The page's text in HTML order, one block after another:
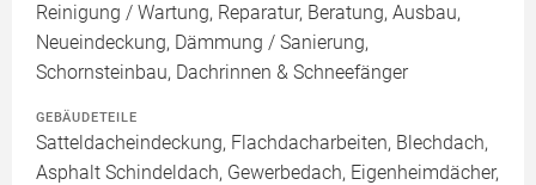
Reinigung / Wartung, Reparatur, Beratung, Ausbau,
Neueindeckung, Dämmung / Sanierung,
Schornsteinbau, Dachrinnen & Schneefänger
GEBÄUDETEILE
Satteldacheindeckung, Flachdacharbeiten, Blechdach,
Asphalt Schindeldach, Gewerbedach, Eigenheimdächer,